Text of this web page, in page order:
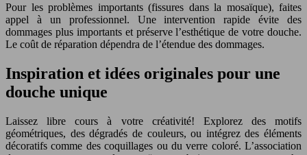
Pour les problèmes importants (fissures dans la mosaïque), faites
appel à un professionnel. Une intervention rapide évite des
dommages plus importants et préserve l’esthétique de votre douche.
Le coût de réparation dépendra de l’étendue des dommages.
Inspiration et idées originales pour une
douche unique
Laissez libre cours à votre créativité! Explorez des motifs
géométriques, des dégradés de couleurs, ou intégrez des éléments
décoratifs comme des coquillages ou du verre coloré. L’association